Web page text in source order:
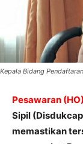
Kepala Bidang
Pesawaran
Sipil
memastikan